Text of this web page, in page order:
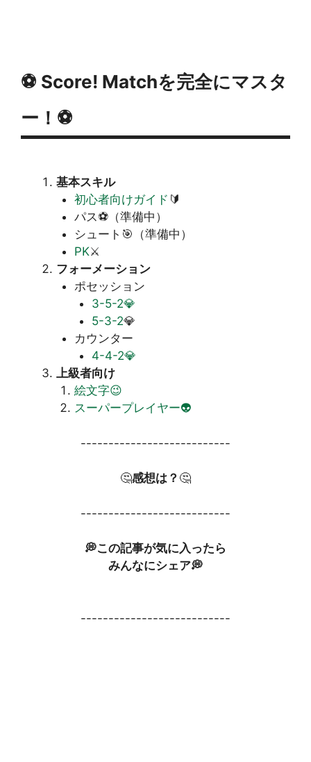
⚽ Score! Matchを完全にマスタ
ー！⚽
基本スキル
初心者向けガイド 🔰
パス⚽（準備中）
シュート🎯（準備中）
PK⚔️
フォーメーション
ポセッション
3-5-2💎
5-3-2💎
カウンター
4-4-2💎
上級者向け
絵文字😉
スーパープレイヤー👽
---------------------------
🤔感想は？ 🤔
---------------------------
💭この記事が気に入ったら
みんなにシェア💭
---------------------------